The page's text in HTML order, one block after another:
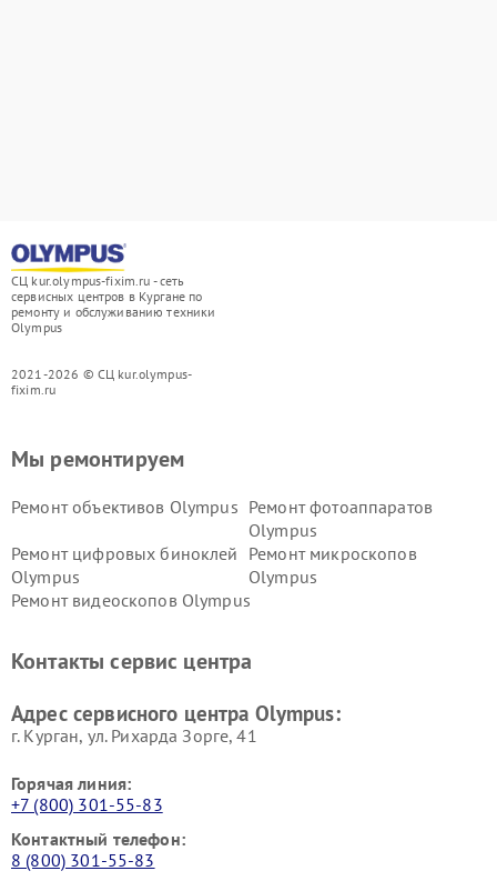
СЦ kur.olympus-fixim.ru - сеть
сервисных центров в Кургане по
ремонту и обслуживанию техники
Olympus
2021-2026 © СЦ kur.olympus-
fixim.ru
Мы ремонтируем
Ремонт объективов Olympus Ремонт фотоаппаратов
Olympus
Ремонт цифровых биноклей
Olympus
Ремонт микроскопов
Olympus
Ремонт видеоскопов Olympus
Контакты сервис центра
Адрес сервисного центра Olympus:
г. Курган, ул. Рихарда Зорге, 41
Горячая линия:
+7 (800) 301-55-83
Контактный телефон:
8 (800) 301-55-83